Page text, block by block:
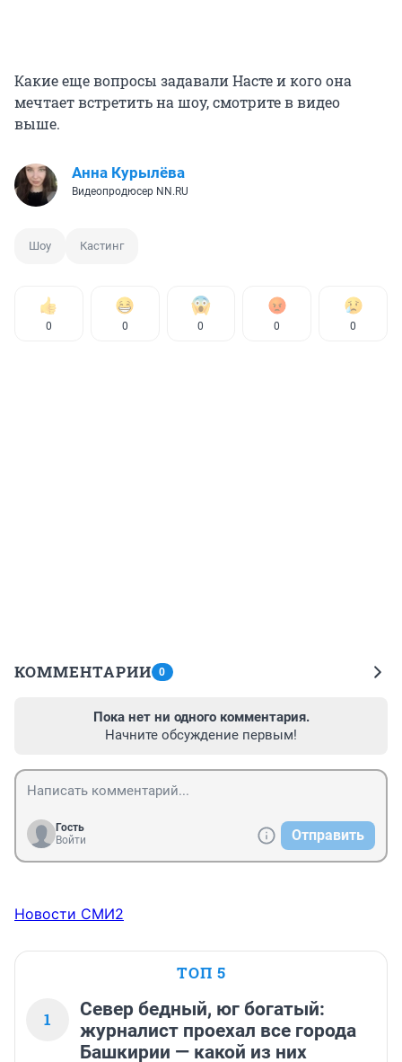
Какие еще вопросы задавали Насте и кого она
мечтает встретить на шоу, смотрите в видео
выше.
Анна Курылёва
Видеопродюсер NN.RU
Шоу Кастинг
0 0 0 0 0
КОММЕНТАРИИ 0
Пока нет ни одного комментария.
Начните обсуждение первым!
Гость
Войти
Отправить
Новости СМИ2
ТОП 5
1
Север бедный, юг богатый:
журналист проехал все города
Башкирии — какой из них